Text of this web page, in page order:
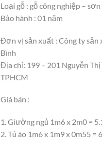
Loại gỗ : gỗ công nghiệp –
Bảo hành : 01 năm
Đơn vị sản xuất : Công ty sản
Bình
Địa chỉ: 199 – 201 Nguyễn
TPHCM
Giá bán :
1. Giường ngủ 1m6 x 2m0 =
2. Tủ áo 1m6 x 1m9 x 0m55 =